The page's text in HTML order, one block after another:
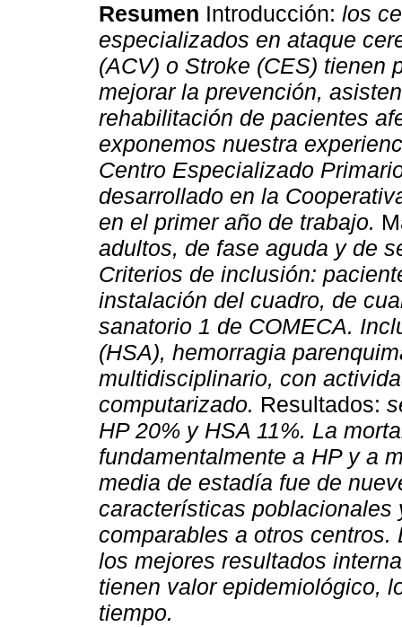
Resumen Introducción: los
especializados en ataque
(ACV) o Stroke (CES) tienen
mejorar la prevención,
rehabilitación de pacientes
exponemos nuestra
Centro Especializado
desarrollado en la
en el primer año de trabajo.
adultos, de fase aguda y de
Criterios de inclusión:
instalación del cuadro, de
sanatorio 1 de COMECA.
(HSA), hemorragia
multidisciplinario, con
computarizado. Resultados:
HP 20% y HSA 11%. La
fundamentalmente a HP y a
media de estadía fue de
características poblacionales
comparables a otros
los mejores resultados
tienen valor epidemiológico,
tiempo.